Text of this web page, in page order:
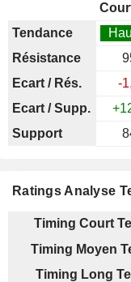
Tendance
Résistance
Ecart / Rés.
-
Ecart / Supp.
Support
Ratings Analyse
Timing Court
Timing Moyen
Timing Long